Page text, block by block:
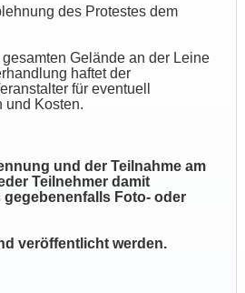
des Protestes dem
Gelände an der Leine
haftet der
für eventuell
und Kosten.
und der Teilnahme am
Teilnehmer damit
Foto- oder
veröffentlicht werden.